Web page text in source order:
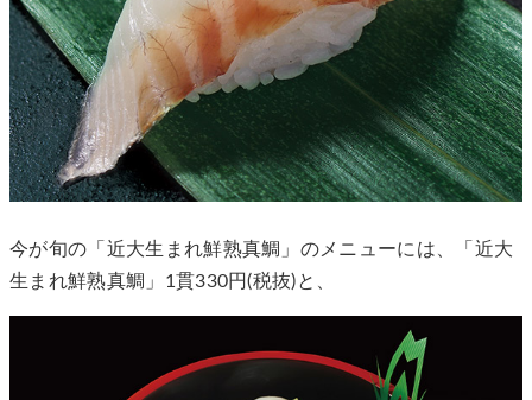
今が旬の「近大生まれ鮮熟真鯛」のメニューには、「近大
生まれ鮮熟真鯛」1貫330円(税抜)と、